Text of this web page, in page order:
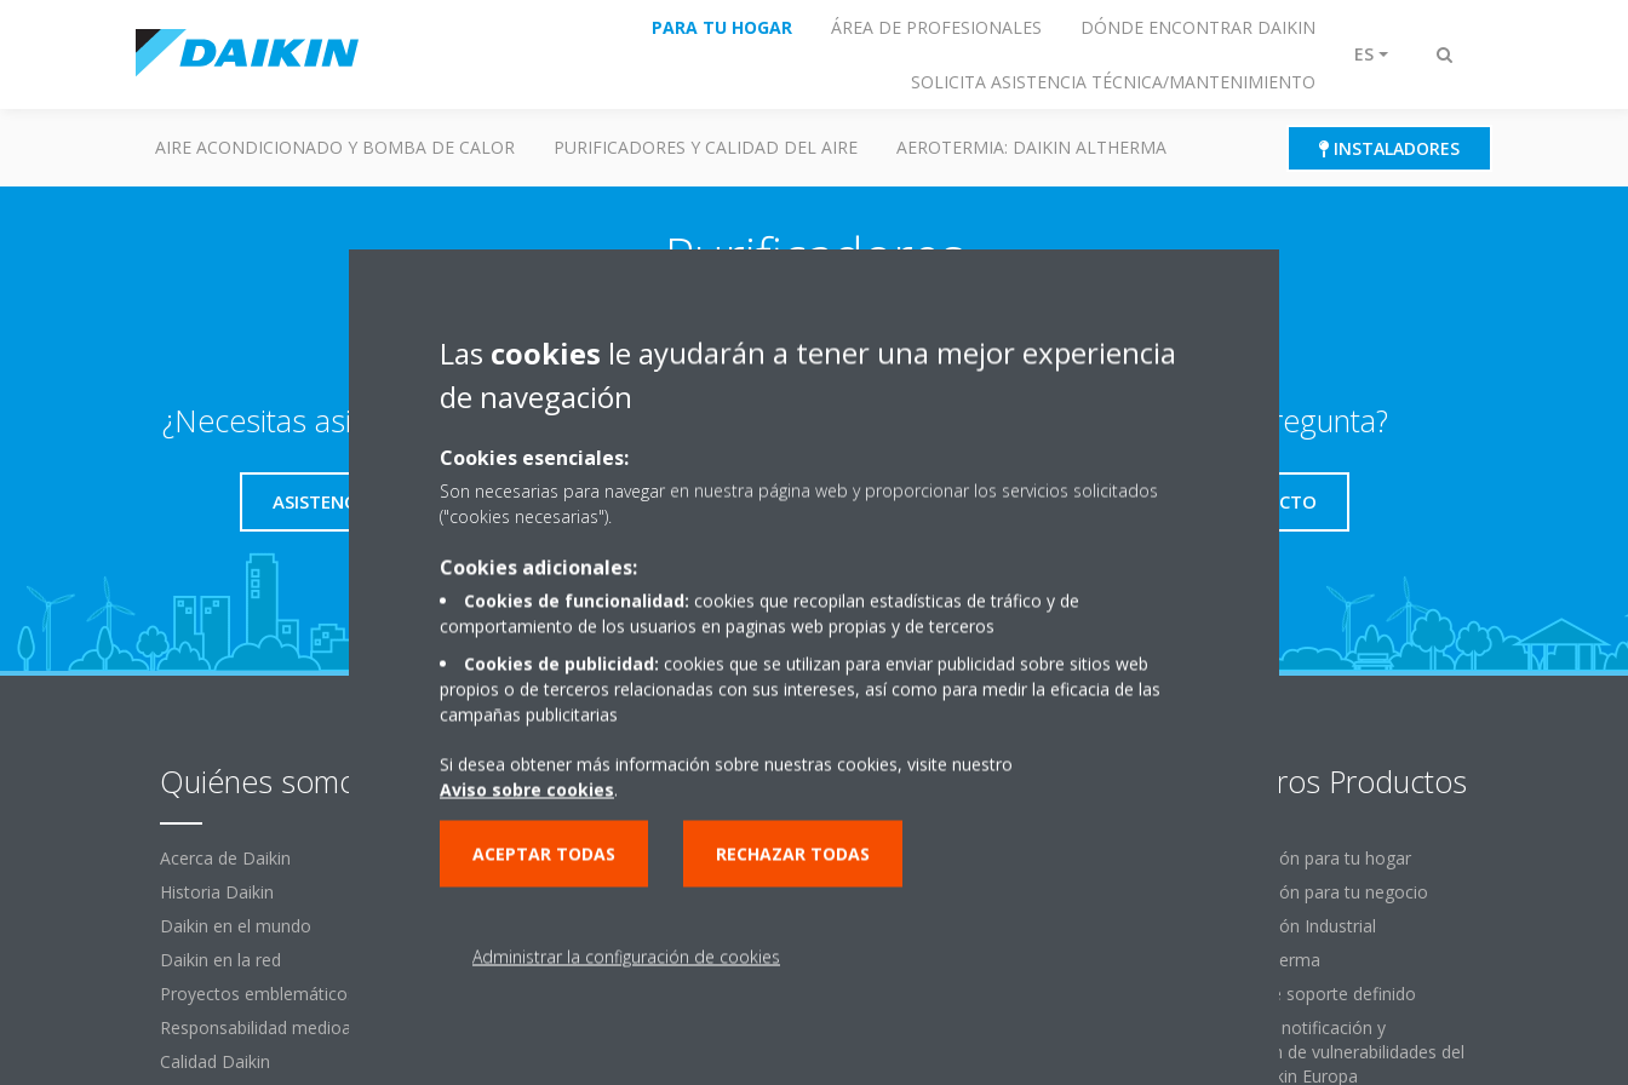
Alternar
PARA TU HOGAR ÁREA DE PROFESIONALES DÓNDE ENCONTRAR DAIKIN
SOLICITA ASISTENCIA TÉCNICA/MANTENIMIENTO
ES
AIRE ACONDICIONADO Y BOMBA DE CALOR PURIFICADORES Y CALIDAD DEL AIRE AEROTERMIA: DAIKIN ALTHERMA INSTALADORES
Purificadores
¿Necesitas asistencia técnica?
ASISTENCIA TÉCNICA ENCUENTRA TU DISTRIBUIDOR
¿Alguna pregunta?
CONTACTO
Quiénes somos
Acerca de Daikin
Historia Daikin
Daikin en el mundo
Daikin en la red
Proyectos emblemáticos
Responsabilidad medioambiental
Calidad Daikin
Destacados
Aire acondicionado
R-32
Etiquetas Energéticas
Contactar con
Daikin
Nuestros Productos
Climatización para tu hogar
Climatización para tu negocio
Climatización Industrial
Daikin Altherma
Período de soporte definido
Política de notificación y
divulgación de vulnerabilidades del
Grupo Daikin Europa
Las cookies le ayudarán a tener una mejor experiencia
de navegación
Cookies esenciales:
Son necesarias para navegar en nuestra página web y proporcionar los servicios solicitados
("cookies necesarias").
Cookies adicionales:
Cookies de funcionalidad: cookies que recopilan estadísticas de tráfico y de
comportamiento de los usuarios en paginas web propias y de terceros
Cookies de publicidad: cookies que se utilizan para enviar publicidad sobre sitios web
propios o de terceros relacionadas con sus intereses, así como para medir la eficacia de las
campañas publicitarias
Si desea obtener más información sobre nuestras cookies, visite nuestro
Aviso sobre cookies.
ACEPTAR TODAS RECHAZAR TODAS
Administrar la configuración de cookies